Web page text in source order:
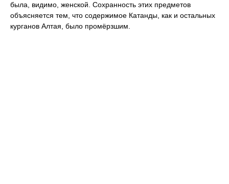
была, видимо, женской. Сохранность этих предметов
объясняется тем, что содержимое Катанды, как и остальных
курганов Алтая, было промёрзшим.